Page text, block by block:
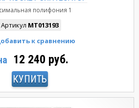
полифония 1
Артикул MT013193
12 240 руб.
КУПИТЬ